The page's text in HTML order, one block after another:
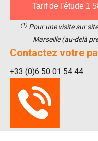
Tarif de l'étude 1
(1) Pour une visite sur
Marseille (au-delà
Contactez votre
+33 (0)6 50 01 54 44